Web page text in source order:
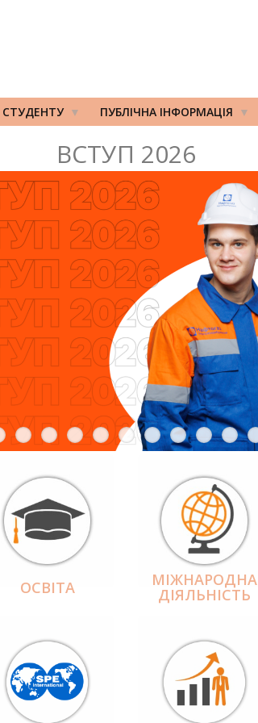
СТУДЕНТУ ПУБЛІЧНА ІНФОРМАЦІЯ
ВСТУП 2026
ОСВІТА МІЖНАРОДНА
ДІЯЛЬНІCТЬ